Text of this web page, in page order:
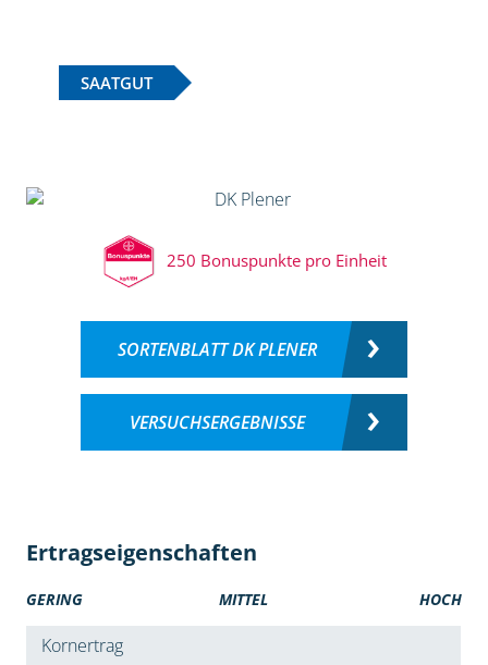
SAATGUT
250 Bonuspunkte pro Einheit
SORTENBLATT DK PLENER
VERSUCHSERGEBNISSE
Ertragseigenschaften
GERING MITTEL HOCH
Kornertrag